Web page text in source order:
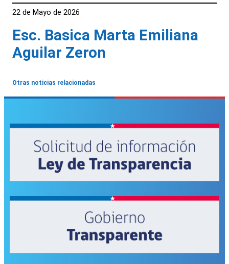
22 de Mayo de 2026
Esc. Basica Marta Emiliana
Aguilar Zeron
Otras noticias relacionadas